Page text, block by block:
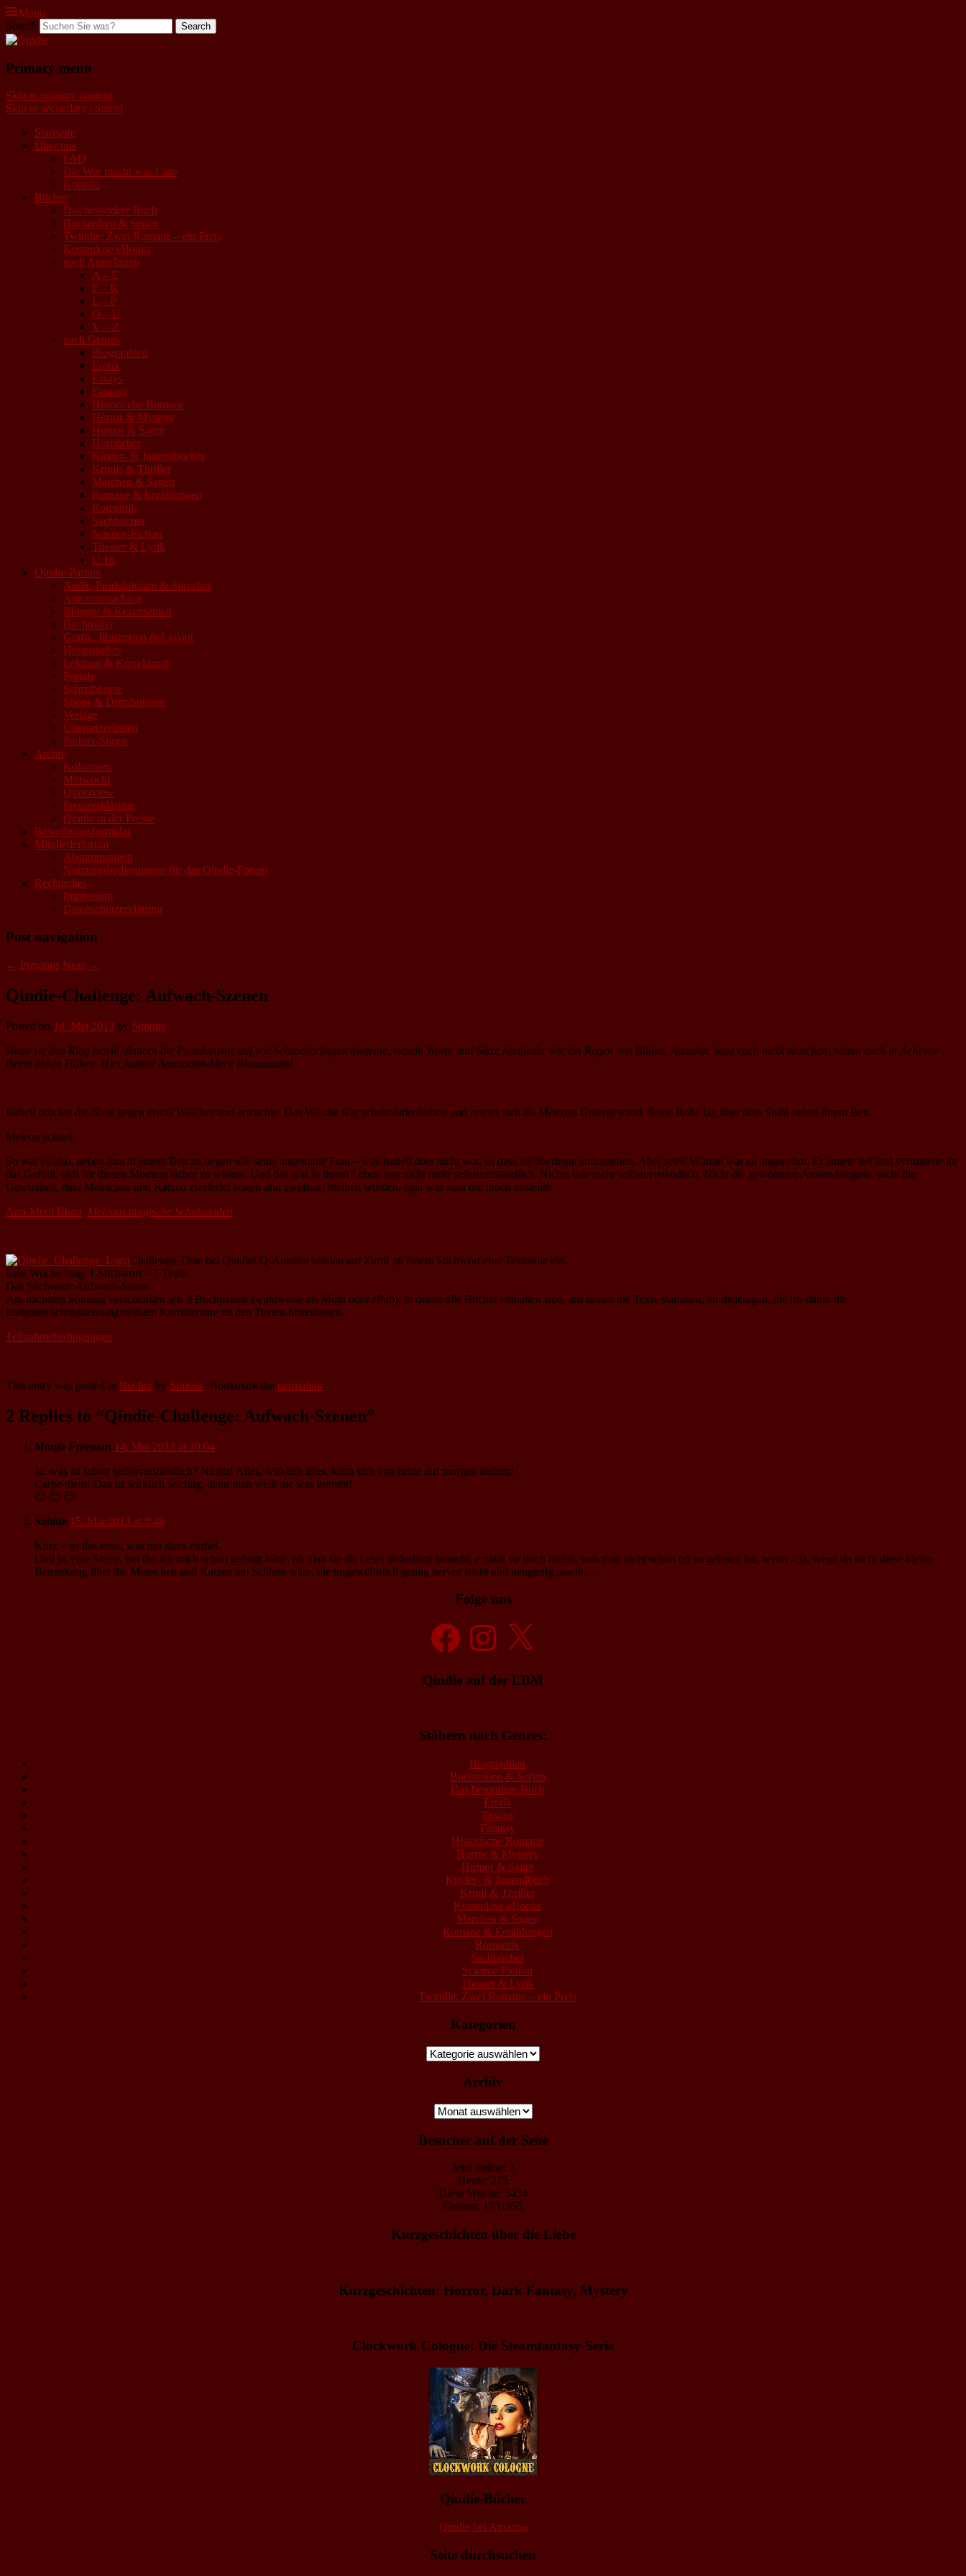
Menu
Qindie
Search
Primary menu
Skip to primary content
Skip to secondary content
Startseite
Über uns
FAQ
Die Wer macht was Liste
Kontakt
Bücher
Das besondere Buch
Buchreihen & Serien
Twindie: Zwei Romane – ein Preis
Kostenlose eBooks
nach AutorInnen
A – E
F – K
L – P
Q – U
V – Z
nach Genres
Biographien
Erotik
Essays
Fantasy
Historische Romane
Horror & Mystery
Humor & Satire
Hörbücher
Kinder- & Jugendbücher
Krimis & Thriller
Märchen & Sagen
Romane & Erzählungen
Romantik
Sachbücher
Science-Fiction
Theater & Lyrik
U 18
Qindie-Partner
Audio-Produktionen & Sprecher
Autorencoaching
Blogger & Rezensenten
Buchtrailer
Grafik, Illustration & Layout
Herausgeber
Lektorat & Korrektorat
Portale
Schreibkurse
Shops & Distributoren
Verlage
ÜbersetzerInnen
Partner-Shops
Archiv
Kolumnen
Mittwoch!
Qinterview
Presseerklärung
Qindie in der Presse
Bewerbungsformular
Mitgliederforum
Abstimmungen
Nutzungsbedingungen für das Qindie-Forum
Rechtliches
Impressum
Datenschutzerklärung
Post navigation
← Previous Next →
Qindie-Challenge: Aufwach-Szenen
Posted on 14. Mai 2013 by Simone
Wenn sie den Ring betritt, flattern die Pseudonyme auf wie Schmetterlingsschwärme, rieseln Worte und Sätze hernieder wie ein Regen von Blüten. Aaaaber, lasst euch nicht täuschen, nehmt euch in Acht vor
ihrem linken Haken. Hier kommt Aaaaaann-Merit Bluuuuuum!
Isabell drückte die Nase gegen etwas Weiches und erwachte. Das Weiche war schokoladenfarben und erwies sich als Meleons Untergewand. Seine Robe lag über dem Stuhl neben ihrem Bett.
Meleon schlief.
So war es also, neben ihm in einem Bett zu liegen wie seine angetraute Frau – was Isabell aber nicht war, so dass sie überlegte aufzustehen. Aber seine Wärme war zu angenehm. Er atmete tief und vermittelte ihr
das Gefühl, sich für diesen Moment sicher zu wissen. Und das war in ihrem Leben nun nicht mehr selbstverständlich. Nichts war mehr selbstverständlich. Nicht die gewohnten Anstandsregeln, nicht die
Gewissheit, dass Menschen und Katzen zweierlei waren und zweierlei bleiben würden, egal was man mit ihnen anstellte.
Ann-Merit Blum: Meleons magische Schokoladen
Challenge-Time bei Qindie! Q-Autoren senden auf Zuruf zu einem Stichwort eine Textstelle ein.
Eine Woche lang. 1 Stichwort – 7 Texte.
Das Stichwort: Aufwach-Szene
Am nächsten Sonntag verschenken wir 3 Buchpakete (wahlweise als Mobi oder ePub), in denen alle Bücher enthalten sind, aus denen die Texte stammen, an diejenigen, die bis dahin die
lustigsten/schrägsten/originellsten Kommentare zu den Texten hinterlassen.
Teilnahmebedingungen
This entry was posted in Bücher by Simone. Bookmark the permalink.
2 Replies to “Qindie-Challenge: Aufwach-Szenen”
Monja Freeman 14. Mai 2013 at 10:04
Ja, was ist schon selbstverständlich? Nichts! Alles, wirklich alles, kann sich von heute auf morgen ändern!
Carpe diem! Das ist wirklich wichtig, denn man weiß nie was kommt!
🙂 🙂 🙂
Sabine 15. Mai 2013 at 9:48
Kurz – ist das erste, was mir dazu einfiel.
Und ja, eine Szene, bei der ich mich schon gefragt hätte, ob man sie als Leser unbedingt braucht, erzählt sie doch nichts, was man nicht schon oft so gelesen hat, wenn – ja, wenn da nicht diese kleine
Bemerkung über die Menschen und Katzen am Schluss wäre, die ungewöhnlich genug hervor sticht und neugierig macht …
Folge uns
FacebookInstagramX
Qindie auf der LBM
Stöbern nach Genres:
Biographien
Buchreihen & Serien
Das besondere Buch
Erotik
Essays
Fantasy
Historische Romane
Horror & Mystery
Humor & Satire
Kinder- & Jugendbuch
Krimi & Thriller
Kostenlose eBooks
Märchen & Sagen
Romane & Erzählungen
Romantik
Sachbücher
Science-Fiction
Theater & Lyrik
Twindie: Zwei Romane – ein Preis
Kategorien
Kategorien
Archiv
Archiv
Besucher auf der Seite
Jetzt online: 2
Heute: 275
Diese Woche: 5434
Gesamt: 1731855
Kurzgeschichten über die Liebe
Kurzgeschichten: Horror, Dark Fantasy, Mystery
Clockwork Cologne: Die Steamfantasy-Serie
Qindie-Bücher
Qindie bei Amazon
Seite durchsuchen